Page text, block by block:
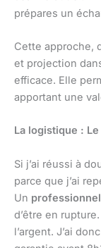
prépares un
Cette approche,
et projection
efficace. Elle
apportant une
La logistique :
Si j’ai réussi à
parce que j’ai
Un
d’être en
l’argent. J’ai